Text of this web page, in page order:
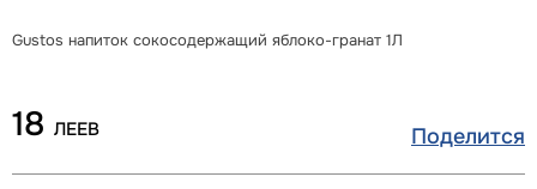
Gustos напиток сокосодержащий яблоко-гранат 1Л
18 ЛЕЕВ Поделится